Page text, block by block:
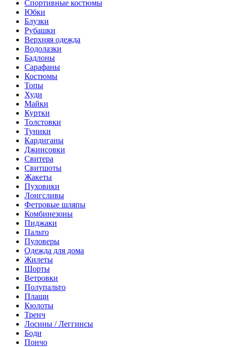
Спортивные костюмы
Юбки
Блузки
Рубашки
Верхняя одежда
Водолазки
Бадлоны
Сарафаны
Костюмы
Топы
Худи
Майки
Куртки
Толстовки
Туники
Кардиганы
Джинсовки
Свитера
Свитшоты
Жакеты
Пуховики
Лонгсливы
Фетровые шляпы
Комбинезоны
Пиджаки
Пальто
Пуловеры
Одежда для дома
Жилеты
Шорты
Ветровки
Полупальто
Плащи
Кюлоты
Тренч
Лосины / Леггинсы
Боди
Пончо